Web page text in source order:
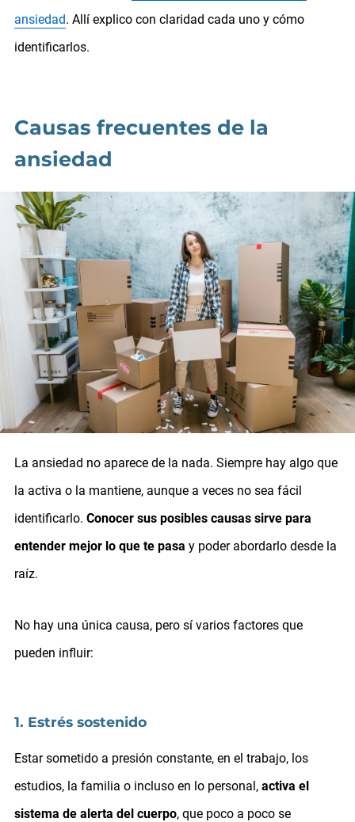
ansiedad. Allí explico con claridad cada uno y cómo
identificarlos.
Causas frecuentes de la
ansiedad
La ansiedad no aparece de la nada. Siempre hay algo que
la activa o la mantiene, aunque a veces no sea fácil
identificarlo. Conocer sus posibles causas sirve para
entender mejor lo que te pasa y poder abordarlo desde la
raíz.
No hay una única causa, pero sí varios factores que
pueden influir:
1. Estrés sostenido
Estar sometido a presión constante, en el trabajo, los
estudios, la familia o incluso en lo personal, activa el
sistema de alerta del cuerpo, que poco a poco se